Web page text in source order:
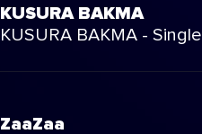
KUSURA BAKMA
KUSURA BAKMA - Single
ZaaZaa